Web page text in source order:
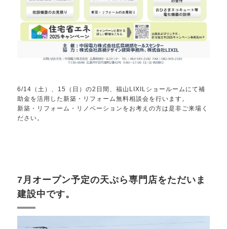
6/14（土）、15（日）の2日間、福山LIXILショールームにて補
助金を活用した新築・リフォーム無料相談会を行います。
新築・リフォーム・リノベーションをお考えの方は是非ご来場く
ださい。
7月オープン予定の天ぷら専門店をただいま
建設中です。